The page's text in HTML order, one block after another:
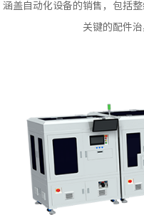
涵盖自动化设备的销售，包括
关键的配件